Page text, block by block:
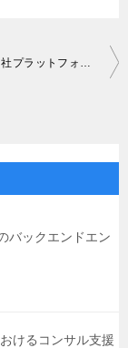
製造業向け自社プラットフォームのフロントエンド開発React
バックエンドエン
けるコンサル支援